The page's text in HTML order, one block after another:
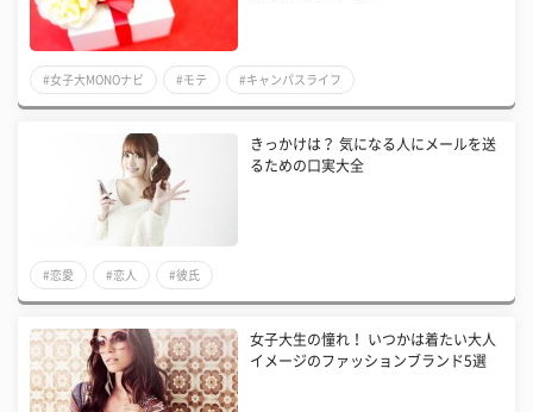
#女子大MONOナビ #モテ #キャンパスライフ
きっかけは？ 気になる人にメールを送
るための口実大全
#恋愛 #恋人 #彼氏
女子大生の憧れ！ いつかは着たい大人
イメージのファッションブランド5選